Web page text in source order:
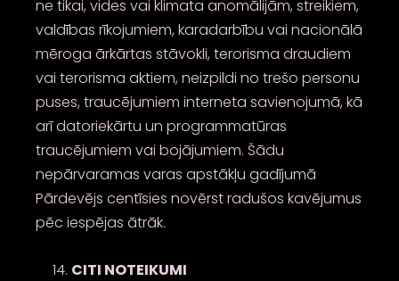
ne tikai, vides vai klimata anomālijām, streikiem,
valdības rīkojumiem, karadarbību vai nacionālā
mēroga ārkārtas stāvokli, terorisma draudiem
vai terorisma aktiem, neizpildi no trešo personu
puses, traucējumiem interneta savienojumā, kā
arī datoriekārtu un programmatūras
traucējumiem vai bojājumiem. Šādu
nepārvaramas varas apstākļu gadījumā
Pārdevējs centīsies novērst radušos kavējumus
pēc iespējas ātrāk.
CITI NOTEIKUMI